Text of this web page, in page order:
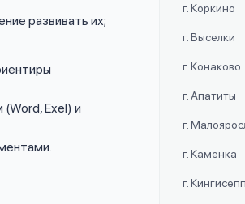
развивать их;
Exel) и
г. Коркино
г. Выселки
г. Конаково
г. Апатиты
г.
г. Каменка
г. Кингисепп